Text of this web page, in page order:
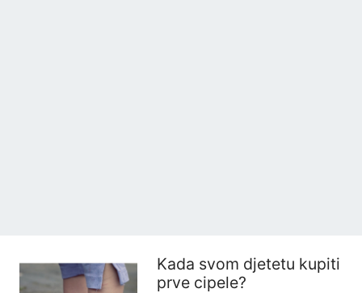
Kada svom djetetu kupiti
prve cipele?